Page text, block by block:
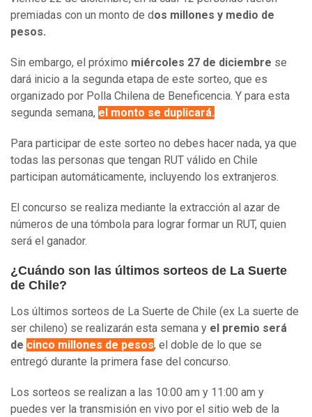
premiadas con un monto de dos millones y medio de
pesos.
Sin embargo, el próximo miércoles 27 de diciembre se
dará inicio a la segunda etapa de este sorteo, que es
organizado por Polla Chilena de Beneficencia. Y para esta
segunda semana, el monto se duplicará.
Para participar de este sorteo no debes hacer nada, ya que
todas las personas que tengan RUT válido en Chile
participan automáticamente, incluyendo los extranjeros.
El concurso se realiza mediante la extracción al azar de
números de una tómbola para lograr formar un RUT, quien
será el ganador.
¿Cuándo son las últimos sorteos de La Suerte
de Chile?
Los últimos sorteos de La Suerte de Chile (ex La suerte de
ser chileno) se realizarán esta semana y el premio será
de cinco millones de pesos, el doble de lo que se
entregó durante la primera fase del concurso.
Los sorteos se realizan a las 10:00 am y 11:00 am y
puedes ver la transmisión en vivo por el sitio web de la